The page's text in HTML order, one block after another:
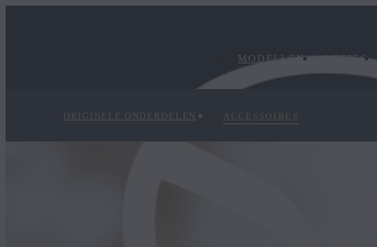
MODELLEN ACTIES
ORIGINELE ONDERDELEN ACCESSOIRES